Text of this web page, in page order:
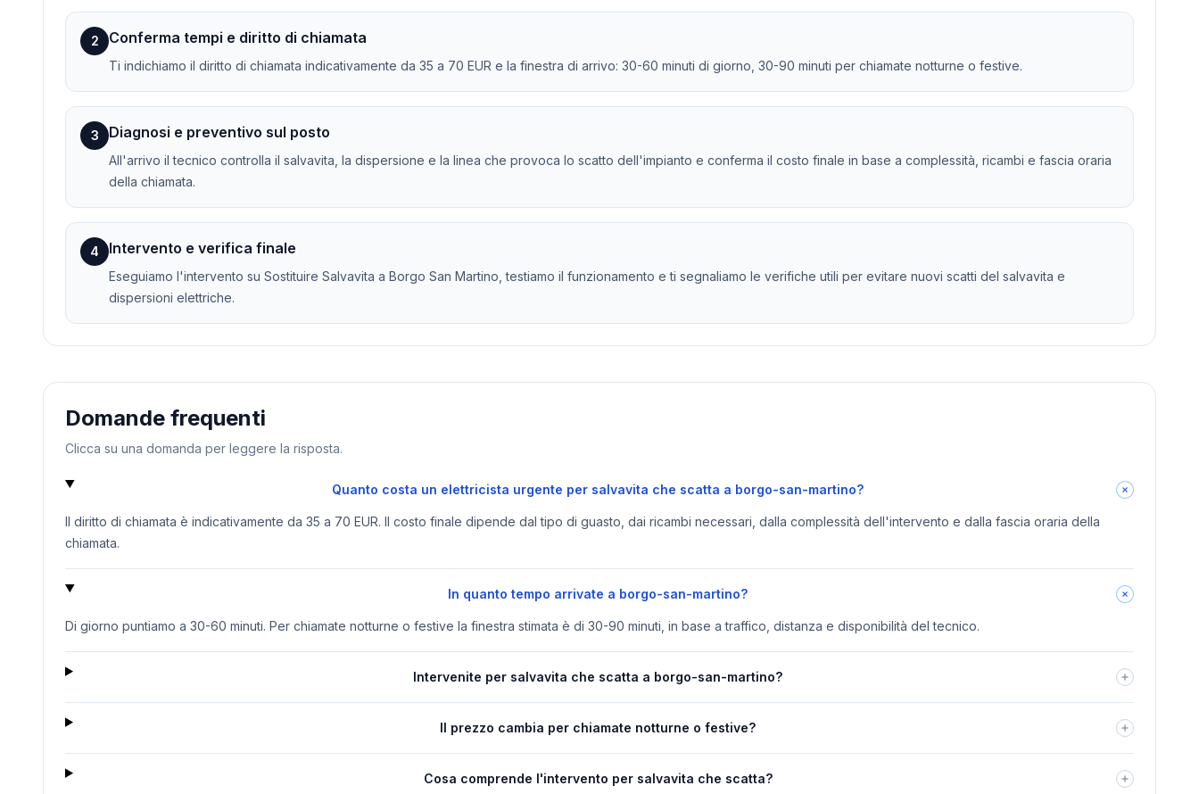
2 Conferma tempi e diritto di chiamata
Ti indichiamo il diritto di chiamata indicativamente da 35 a 70 EUR e la finestra di arrivo: 30-60 minuti di giorno, 30-90 minuti per chiamate notturne o festive.
3 Diagnosi e preventivo sul posto
All'arrivo il tecnico controlla il salvavita, la dispersione e la linea che provoca lo scatto dell'impianto e conferma il costo finale in base a complessità, ricambi e fascia oraria
della chiamata.
4 Intervento e verifica finale
Eseguiamo l'intervento su Sostituire Salvavita a Borgo San Martino, testiamo il funzionamento e ti segnaliamo le verifiche utili per evitare nuovi scatti del salvavita e
dispersioni elettriche.
Domande frequenti
Clicca su una domanda per leggere la risposta.
Quanto costa un elettricista urgente per salvavita che scatta a borgo-san-martino?
Il diritto di chiamata è indicativamente da 35 a 70 EUR. Il costo finale dipende dal tipo di guasto, dai ricambi necessari, dalla complessità dell'intervento e dalla fascia oraria della
chiamata.
In quanto tempo arrivate a borgo-san-martino?
Di giorno puntiamo a 30-60 minuti. Per chiamate notturne o festive la finestra stimata è di 30-90 minuti, in base a traffico, distanza e disponibilità del tecnico.
Intervenite per salvavita che scatta a borgo-san-martino?
Il prezzo cambia per chiamate notturne o festive?
Cosa comprende l'intervento per salvavita che scatta?